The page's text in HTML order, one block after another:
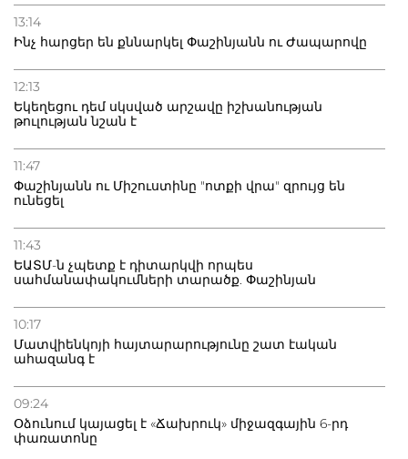
13:14
Ինչ հարցեր են քննարկել Փաշինյանն ու Ժապարովը
12:13
Եկեղեցու դեմ սկսված արշավը իշխանության
թուլության նշան է
11:47
Փաշինյանն ու Միշուստինը "ոտքի վրա" զրույց են
ունեցել
11:43
ԵԱՏՄ-ն չպետք է դիտարկվի որպես
սահմանափակումների տարածք. Փաշինյան
10:17
Մատվիենկոյի հայտարարությունը շատ էական
ահազանգ է
09:24
Օձունում կայացել է «Ճախրուկ» միջազգային 6-րդ
փառատոնը